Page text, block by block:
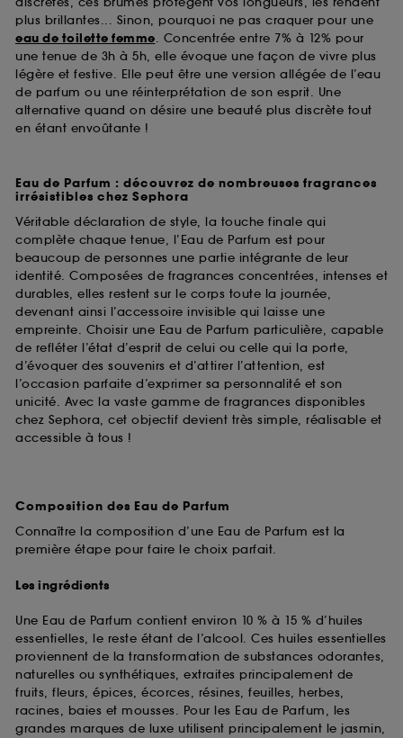
plus brillantes... Sinon, pourquoi ne pas craquer pour une
eau de toilette femme. Concentrée entre 7% à 12% pour
une tenue de 3h à 5h, elle évoque une façon de vivre plus
légère et festive. Elle peut être une version allégée de l’eau
de parfum ou une réinterprétation de son esprit. Une
alternative quand on désire une beauté plus discrète tout
en étant envoûtante !
Eau de Parfum : découvrez de nombreuses fragrances
irrésistibles chez Sephora
Véritable déclaration de style, la touche finale qui
complète chaque tenue, l’Eau de Parfum est pour
beaucoup de personnes une partie intégrante de leur
identité. Composées de fragrances concentrées, intenses et
durables, elles restent sur le corps toute la journée,
devenant ainsi l’accessoire invisible qui laisse une
empreinte. Choisir une Eau de Parfum particulière, capable
de refléter l’état d’esprit de celui ou celle qui la porte,
d’évoquer des souvenirs et d’attirer l’attention, est
l’occasion parfaite d’exprimer sa personnalité et son
unicité. Avec la vaste gamme de fragrances disponibles
chez Sephora, cet objectif devient très simple, réalisable et
accessible à tous !
Composition des Eau de Parfum
Connaître la composition d’une Eau de Parfum est la
première étape pour faire le choix parfait.
Les ingrédients
Une Eau de Parfum contient environ 10 % à 15 % d’huiles
essentielles, le reste étant de l’alcool. Ces huiles essentielles
proviennent de la transformation de substances odorantes,
naturelles ou synthétiques, extraites principalement de
fruits, fleurs, épices, écorces, résines, feuilles, herbes,
racines, baies et mousses. Pour les Eau de Parfum, les
grandes marques de luxe utilisent principalement le jasmin,